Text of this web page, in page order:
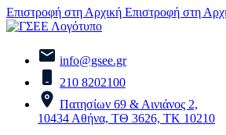
Επιστροφή στη Αρχική Επιστροφή στη
info@gsee.gr
210 8202100
Πατησίων 69 & Αινιάνος 2,
10434 Αθήνα, ΤΘ 3626, ΤΚ 10210